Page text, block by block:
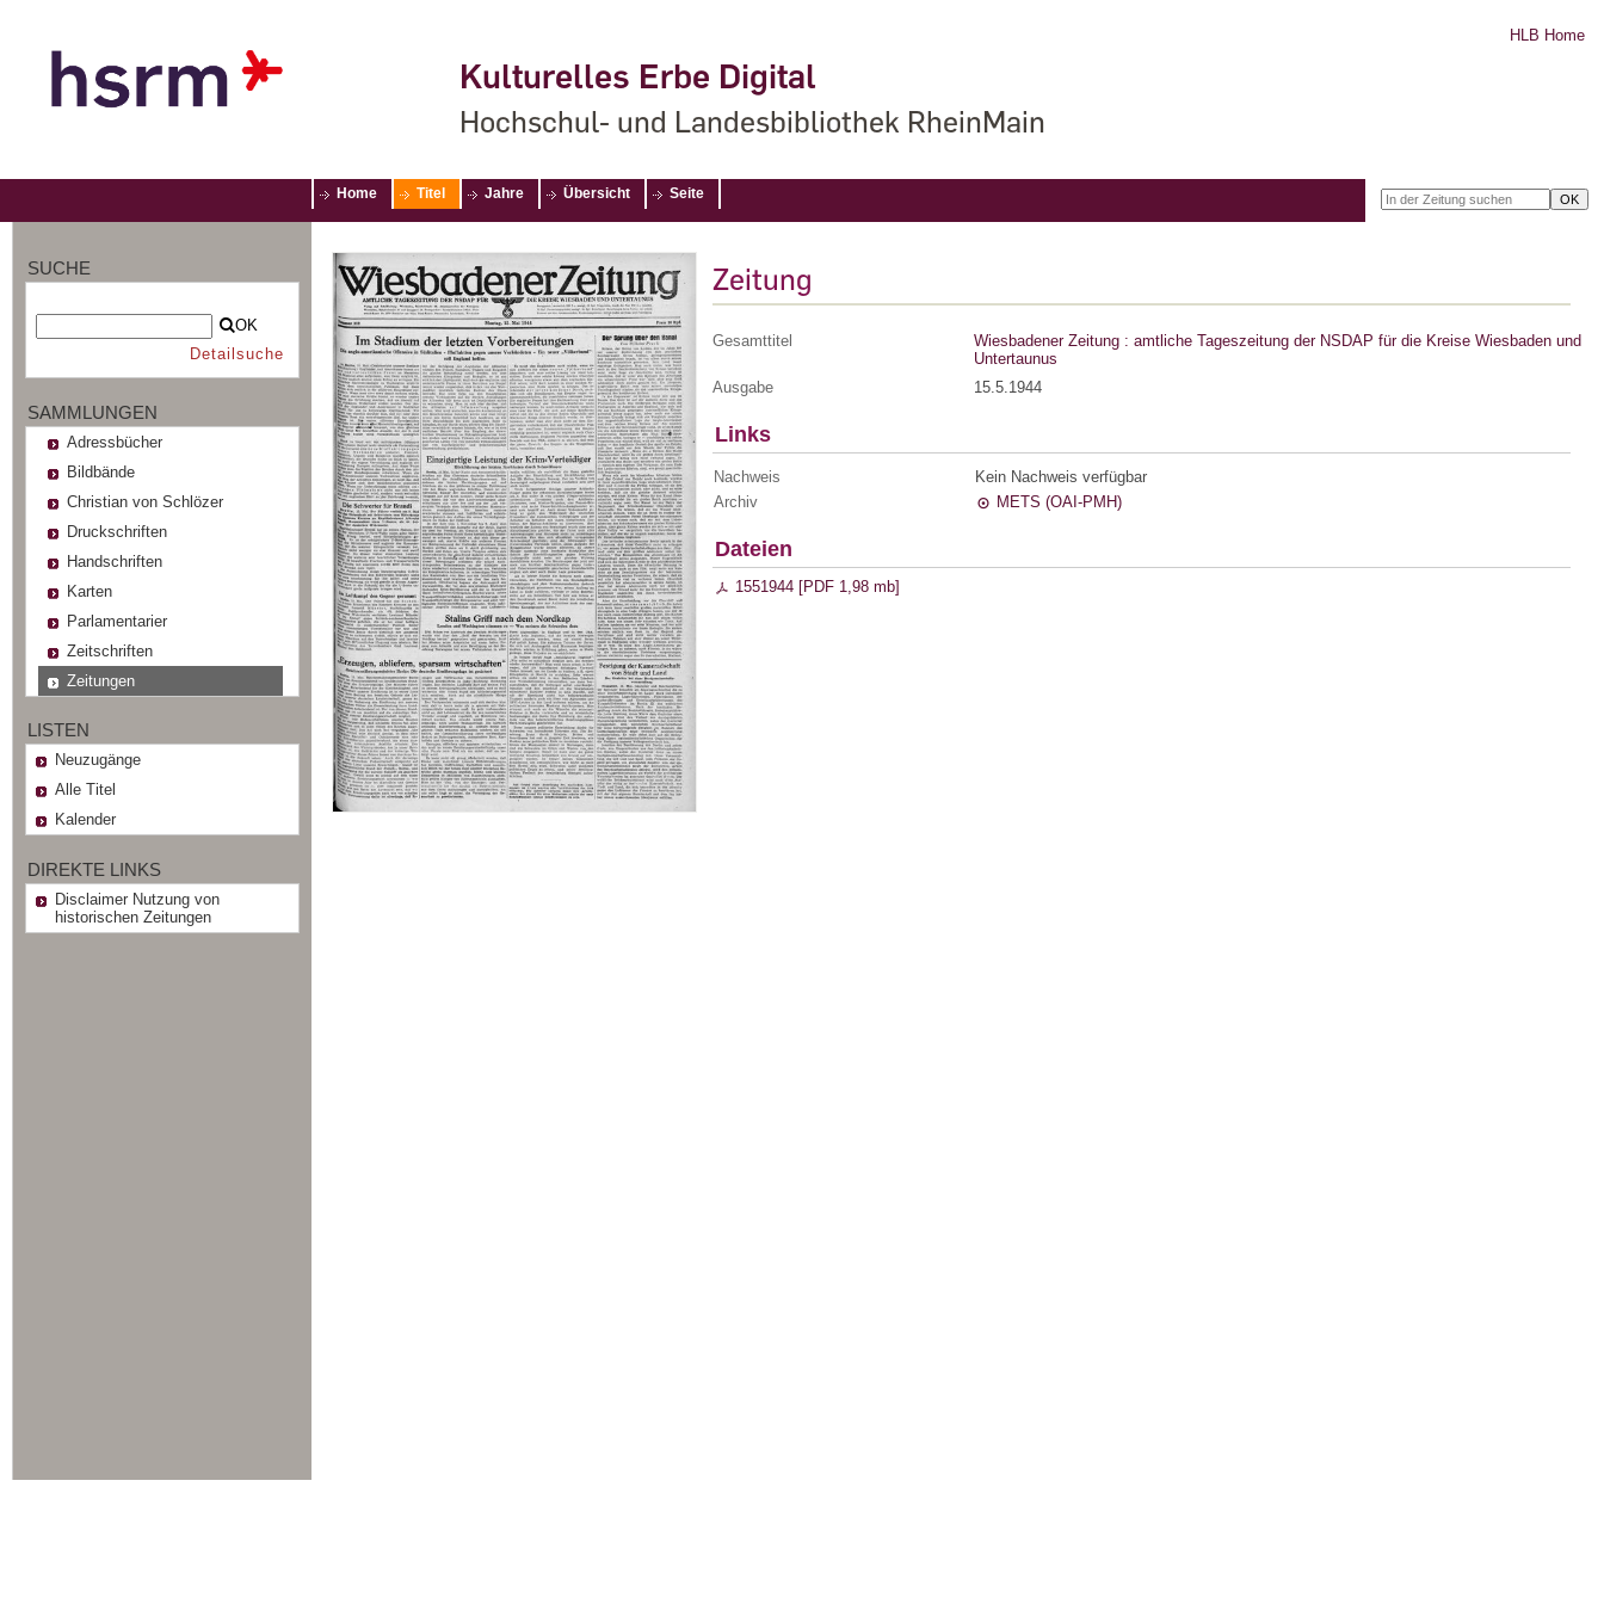
Kulturelles Erbe Digital
Hochschul- und Landesbibliothek RheinMain
HLB Home
Home Titel Jahre Übersicht Seite
SUCHE
OK
Detailsuche
SAMMLUNGEN
Adressbücher
Bildbände
Christian von Schlözer
Druckschriften
Handschriften
Karten
Parlamentarier
Zeitschriften
Zeitungen
LISTEN
Neuzugänge
Alle Titel
Kalender
DIREKTE LINKS
Disclaimer Nutzung von
historischen Zeitungen
Zeitung
Gesamttitel
Wiesbadener Zeitung : amtliche Tageszeitung der NSDAP für die Kreise Wiesbaden und
Untertaunus
Ausgabe
15.5.1944
Links
Nachweis
Kein Nachweis verfügbar
Archiv
METS (OAI-PMH)
Dateien
1551944 [PDF 1,98 mb]